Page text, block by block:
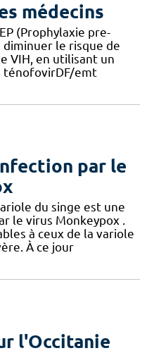
médecins
(Prophylaxie pre-
le risque de
VIH, en utilisant un
ténofovirDF/emt
par le
du singe est une
le virus Monkeypox .
à ceux de la variole
À ce jour
l'Occitanie